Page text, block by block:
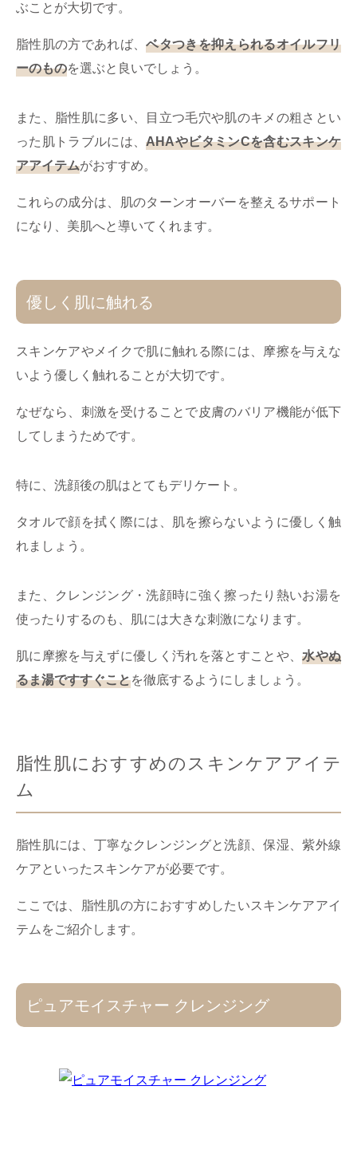
ぶことが大切です。
脂性肌の方であれば、ベタつきを抑えられるオイルフリ
ーのものを選ぶと良いでしょう。
また、脂性肌に多い、目立つ毛穴や肌のキメの粗さとい
った肌トラブルには、AHAやビタミンCを含むスキンケ
アアイテムがおすすめ。
これらの成分は、肌のターンオーバーを整えるサポート
になり、美肌へと導いてくれます。
優しく肌に触れる
スキンケアやメイクで肌に触れる際には、摩擦を与えな
いよう優しく触れることが大切です。
なぜなら、刺激を受けることで皮膚のバリア機能が低下
してしまうためです。
特に、洗顔後の肌はとてもデリケート。
タオルで顔を拭く際には、肌を擦らないように優しく触
れましょう。
また、クレンジング・洗顔時に強く擦ったり熱いお湯を
使ったりするのも、肌には大きな刺激になります。
肌に摩擦を与えずに優しく汚れを落とすことや、水やぬ
るま湯ですすぐことを徹底するようにしましょう。
脂性肌におすすめのスキンケアアイテ
ム
脂性肌には、丁寧なクレンジングと洗顔、保湿、紫外線
ケアといったスキンケアが必要です。
ここでは、脂性肌の方におすすめしたいスキンケアアイ
テムをご紹介します。
ピュアモイスチャー クレンジング